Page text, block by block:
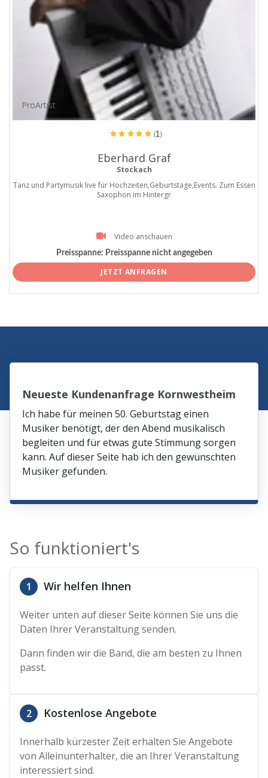
ProArtist
(1)
Eberhard Graf
Stockach
Tanz und Partymusik live für Hochzeiten,Geburtstage,Events. Zum Essen
Saxophon im Hintergr
Video anschauen
Preisspanne: Preisspanne nicht angegeben
JETZT ANFRAGEN
Neueste Kundenanfrage Kornwestheim
Ich habe für meinen 50. Geburtstag einen
Musiker benötigt, der den Abend musikalisch
begleiten und für etwas gute Stimmung sorgen
kann. Auf dieser Seite hab ich den gewünschten
Musiker gefunden.
So funktioniert's
1 Wir helfen Ihnen
Weiter unten auf dieser Seite können Sie uns die
Daten Ihrer Veranstaltung senden.
Dann finden wir die Band, die am besten zu Ihnen
passt.
2 Kostenlose Angebote
Innerhalb kürzester Zeit erhalten Sie Angebote
von Alleinunterhalter, die an Ihrer Veranstaltung
interessiert sind.